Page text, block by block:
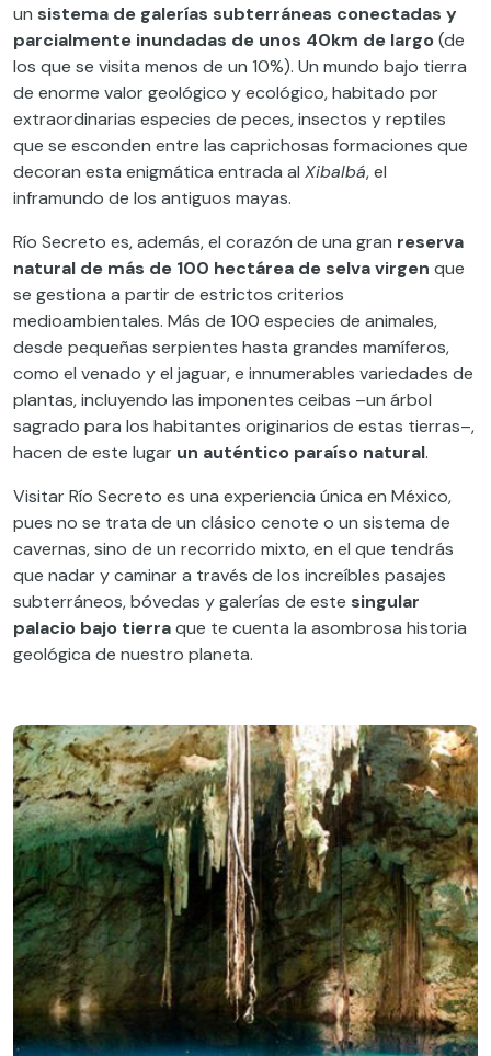
un sistema de galerías subterráneas conectadas y
parcialmente inundadas de unos 40km de largo(de
los que se visita menos de un 10%). Un mundo bajo tierra
de enorme valor geológico y ecológico, habitado por
extraordinarias especies de peces, insectos y reptiles
que se esconden entre las caprichosas formaciones que
decoran esta enigmática entrada al Xibalbá, el
inframundo de los antiguos mayas.
Río Secreto es, además, el corazón de una gran reserva
natural de más de 100 hectárea de selva virgen que
se gestiona a partir de estrictos criterios
medioambientales. Más de 100 especies de animales,
desde pequeñas serpientes hasta grandes mamíferos,
como el venado y el jaguar, e innumerables variedades de
plantas, incluyendo las imponentes ceibas –un árbol
sagrado para los habitantes originarios de estas tierras–,
hacen de este lugar un auténtico paraíso natural.
Visitar Río Secreto es una experiencia única en México,
pues no se trata de un clásico cenote o un sistema de
cavernas, sino de un recorrido mixto, en el que tendrás
que nadar y caminar a través de los increíbles pasajes
subterráneos, bóvedas y galerías de este singular
palacio bajo tierraque te cuenta la asombrosa historia
geológica de nuestro planeta.